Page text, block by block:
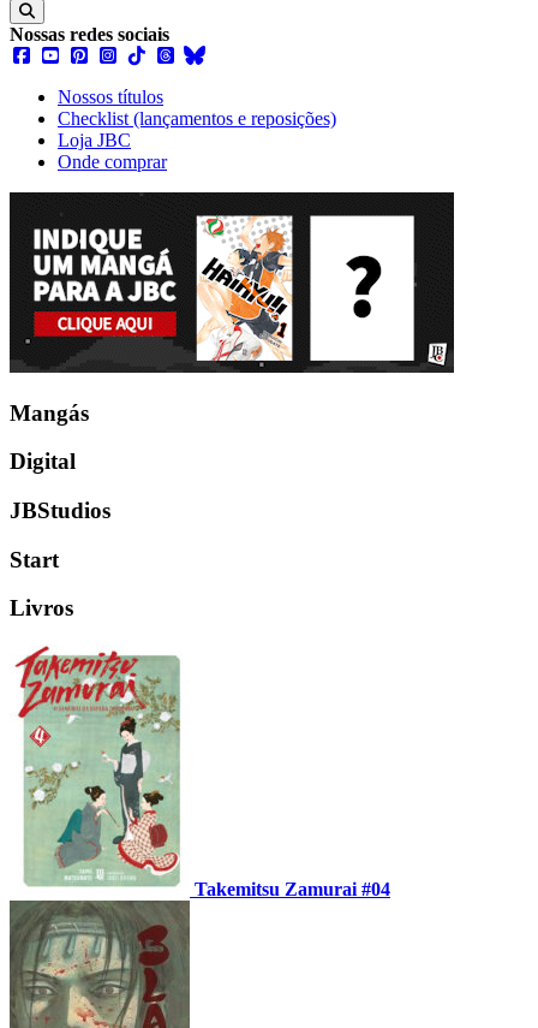
Nossas redes sociais
Nossos títulos
Checklist (lançamentos e reposições)
Loja JBC
Onde comprar
Mangás
Digital
JBStudios
Start
Livros
Takemitsu Zamurai #04